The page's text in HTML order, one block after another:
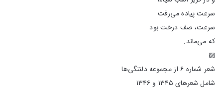
سرعت پیاده می‌رفت
سرعت، ‌صف درخت بود
كه می‌ماند.
▨
شعر شماره ۶ از مجموعه دلتنگی‌ها
شامل شعرهای ۱۳۴۵ و ۱۳۴۶